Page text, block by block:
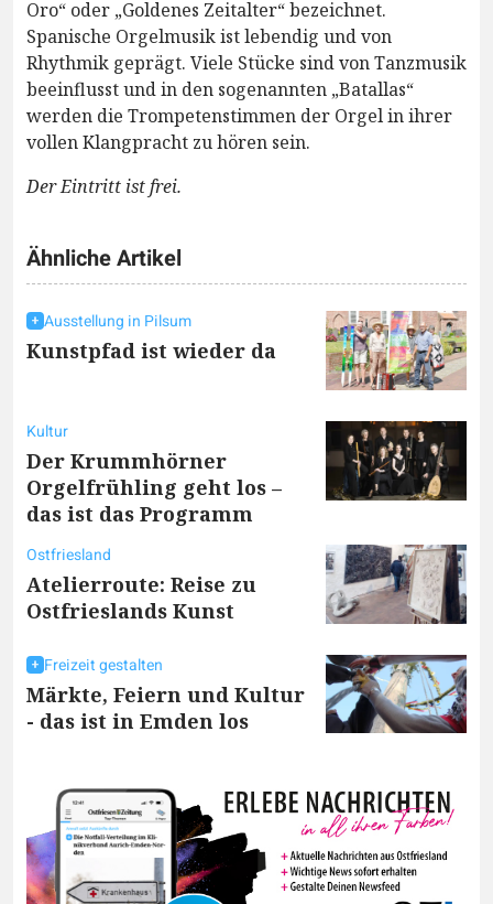
Oro“ oder „Goldenes Zeitalter“ bezeichnet.
Spanische Orgelmusik ist lebendig und von
Rhythmik geprägt. Viele Stücke sind von Tanzmusik
beeinflusst und in den sogenannten „Batallas“
werden die Trompetenstimmen der Orgel in ihrer
vollen Klangpracht zu hören sein.
Der Eintritt ist frei.
Ähnliche Artikel
Ausstellung in Pilsum
Kunstpfad ist wieder da
Kultur
Der Krummhörner
Orgelfrühling geht los –
das ist das Programm
Ostfriesland
Atelierroute: Reise zu
Ostfrieslands Kunst
Freizeit gestalten
Märkte, Feiern und Kultur
- das ist in Emden los